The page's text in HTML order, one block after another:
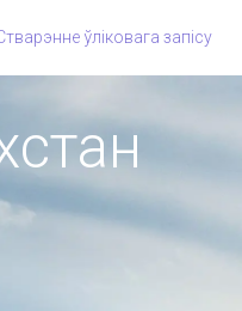
ўліковага запісу